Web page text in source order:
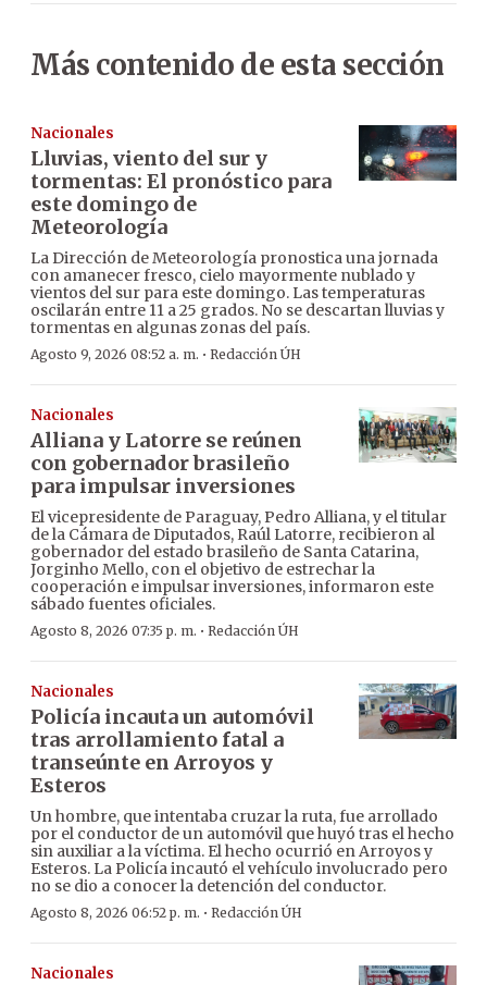
Más contenido de esta sección
Nacionales
Lluvias, viento del sur y
tormentas: El pronóstico para
este domingo de
Meteorología
La Dirección de Meteorología pronostica una jornada
con amanecer fresco, cielo mayormente nublado y
vientos del sur para este domingo. Las temperaturas
oscilarán entre 11 a 25 grados. No se descartan lluvias y
tormentas en algunas zonas del país.
Agosto 9, 2026 08:52 a. m. · Redacción ÚH
Nacionales
Alliana y Latorre se reúnen
con gobernador brasileño
para impulsar inversiones
El vicepresidente de Paraguay, Pedro Alliana, y el titular
de la Cámara de Diputados, Raúl Latorre, recibieron al
gobernador del estado brasileño de Santa Catarina,
Jorginho Mello, con el objetivo de estrechar la
cooperación e impulsar inversiones, informaron este
sábado fuentes oficiales.
Agosto 8, 2026 07:35 p. m. · Redacción ÚH
Nacionales
Policía incauta un automóvil
tras arrollamiento fatal a
transeúnte en Arroyos y
Esteros
Un hombre, que intentaba cruzar la ruta, fue arrollado
por el conductor de un automóvil que huyó tras el hecho
sin auxiliar a la víctima. El hecho ocurrió en Arroyos y
Esteros. La Policía incautó el vehículo involucrado pero
no se dio a conocer la detención del conductor.
Agosto 8, 2026 06:52 p. m. · Redacción ÚH
Nacionales